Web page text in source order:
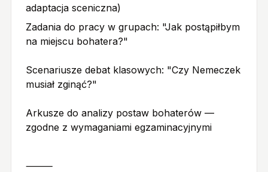
adaptacja sceniczna)
Zadania do pracy w grupach: "Jak postąpiłbym
na miejscu bohatera?"
Scenariusze debat klasowych: "Czy Nemeczek
musiał zginąć?"
Arkusze do analizy postaw bohaterów —
zgodne z wymaganiami egzaminacyjnymi
⸻